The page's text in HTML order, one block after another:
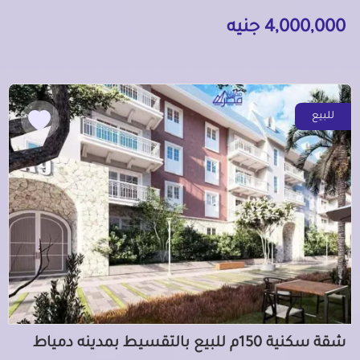
4,000,000 جنيه
للبيع
شقة سكنية 150م للبيع بالتقسيط بمدينه دمياط